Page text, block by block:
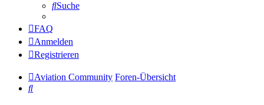
Suche
FAQ
Anmelden
Registrieren
Aviation Community Foren-Übersicht
Suche